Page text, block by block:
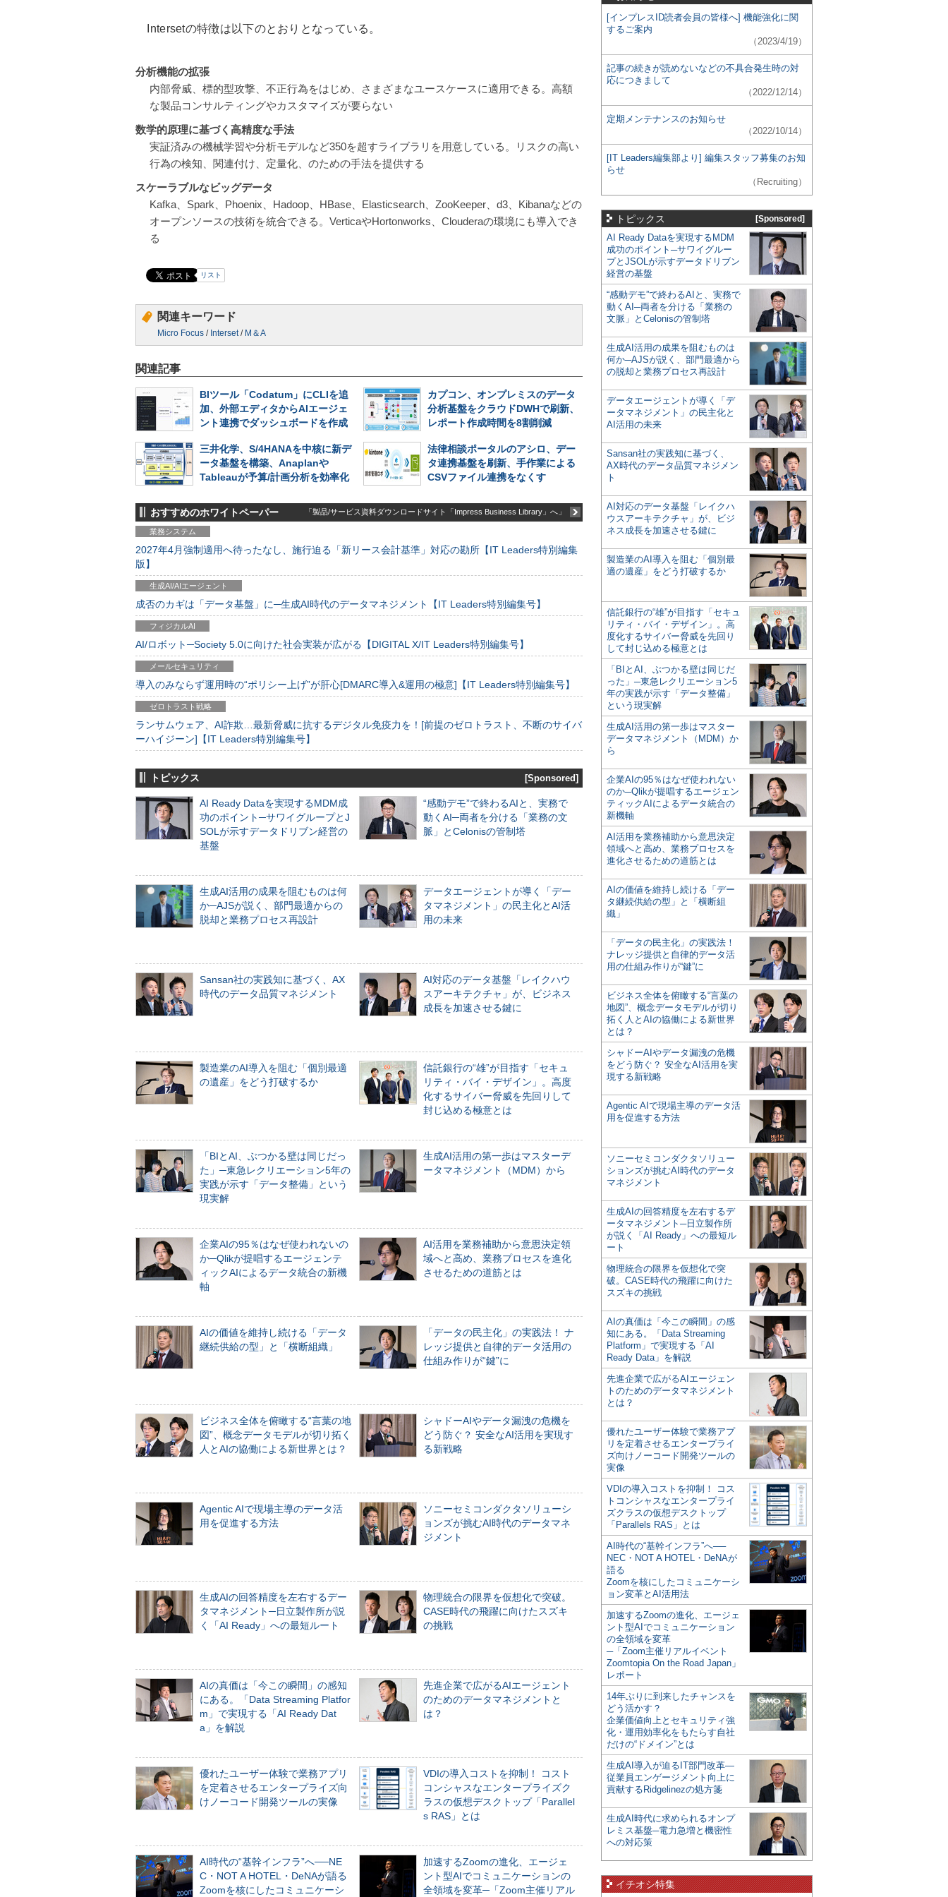
Intersetの特徴は以下のとおりとなっている。
分析機能の拡張
内部脅威、標的型攻撃、不正行為をはじめ、さまざまなユースケースに適用できる。高額
な製品コンサルティングやカスタマイズが要らない
数学的原理に基づく高精度な手法
実証済みの機械学習や分析モデルなど350を超すライブラリを用意している。リスクの高い
行為の検知、関連付け、定量化、のための手法を提供する
スケーラブルなビッグデータ
Kafka、Spark、Phoenix、Hadoop、HBase、Elasticsearch、ZooKeeper、d3、Kibanaなどの
オープンソースの技術を統合できる。VerticaやHortonworks、Clouderaの環境にも導入でき
る
リスト
関連キーワード
Micro Focus / Interset/ M＆A
関連記事
BIツール「Codatum」にCLIを追
加、外部エディタからAIエージェ
ント連携でダッシュボードを作成
カプコン、オンプレミスのデータ
分析基盤をクラウドDWHで刷新、
レポート作成時間を8割削減
三井化学、S/4HANAを中核に新デ
ータ基盤を構築、Anaplanや
Tableauが予算/計画分析を効率化
法律相談ポータルのアシロ、デー
タ連携基盤を刷新、手作業による
CSVファイル連携をなくす
おすすめのホワイトペーパー 「製品/サービス資料ダウンロードサイト「Impress Business Library」へ」
業務システム
2027年4月強制適用へ待ったなし、施行迫る「新リース会計基準」対応の勘所【IT Leaders特別編集
版】
生成AI/AIエージェント
成否のカギは「データ基盤」に─生成AI時代のデータマネジメント【IT Leaders特別編集号】
フィジカルAI
AI/ロボット─Society 5.0に向けた社会実装が広がる【DIGITAL X/IT Leaders特別編集号】
メールセキュリティ
導入のみならず運用時の“ポリシー上げ”が肝心[DMARC導入&運用の極意]【IT Leaders特別編集号】
ゼロトラスト戦略
ランサムウェア、AI詐欺…最新脅威に抗するデジタル免疫力を！[前提のゼロトラスト、不断のサイバ
ーハイジーン]【IT Leaders特別編集号】
トピックス [Sponsored]
AI Ready Dataを実現するMDM成
功のポイント─サワイグループとJ
SOLが示すデータドリブン経営の
基盤
“感動デモ”で終わるAIと、実務で
動くAI─両者を分ける「業務の文
脈」とCelonisの管制塔
生成AI活用の成果を阻むものは何
か─AJSが説く、部門最適からの
脱却と業務プロセス再設計
データエージェントが導く「デー
タマネジメント」の民主化とAI活
用の未来
Sansan社の実践知に基づく、AX
時代のデータ品質マネジメント
AI対応のデータ基盤「レイクハウ
スアーキテクチャ」が、ビジネス
成長を加速させる鍵に
製造業のAI導入を阻む「個別最適
の遺産」をどう打破するか
信託銀行の“雄”が目指す「セキュ
リティ・バイ・デザイン」。高度
化するサイバー脅威を先回りして
封じ込める極意とは
「BIとAI、ぶつかる壁は同じだっ
た」─東急レクリエーション5年の
実践が示す「データ整備」という
現実解
生成AI活用の第一歩はマスターデ
ータマネジメント（MDM）から
企業AIの95％はなぜ使われないの
か─Qlikが提唱するエージェンテ
ィックAIによるデータ統合の新機
軸
AI活用を業務補助から意思決定領
域へと高め、業務プロセスを進化
させるための道筋とは
AIの価値を維持し続ける「データ
継続供給の型」と「横断組織」
「データの民主化」の実践法！ ナ
レッジ提供と自律的データ活用の
仕組み作りが“鍵”に
ビジネス全体を俯瞰する“言葉の地
図”、概念データモデルが切り拓く
人とAIの協働による新世界とは？
シャドーAIやデータ漏洩の危機を
どう防ぐ？ 安全なAI活用を実現す
る新戦略
Agentic AIで現場主導のデータ活
用を促進する方法
ソニーセミコンダクタソリューシ
ョンズが挑むAI時代のデータマネ
ジメント
生成AIの回答精度を左右するデー
タマネジメント─日立製作所が説
く「AI Ready」への最短ルート
物理統合の限界を仮想化で突破。
CASE時代の飛躍に向けたスズキ
の挑戦
AIの真価は「今この瞬間」の感知
にある。「Data Streaming Platfor
m」で実現する「AI Ready Dat
a」を解説
先進企業で広がるAIエージェント
のためのデータマネジメントと
は？
優れたユーザー体験で業務アプリ
を定着させるエンタープライズ向
けノーコード開発ツールの実像
VDIの導入コストを抑制！ コスト
コンシャスなエンタープライズク
ラスの仮想デスクトップ「Parallel
s RAS」とは
AI時代の“基幹インフラ”へ──NE
C・NOT A HOTEL・DeNAが語る
Zoomを核にしたコミュニケーシ
加速するZoomの進化、エージェ
ント型AIでコミュニケーションの
全領域を変革─「Zoom主催リアル
[インプレスID読者会員の皆様へ] 機能強化に関
するご案内
（2023/4/19）
記事の続きが読めないなどの不具合発生時の対
応につきまして
（2022/12/14）
定期メンテナンスのお知らせ
（2022/10/14）
[IT Leaders編集部より] 編集スタッフ募集のお知
らせ
（Recruiting）
トピックス [Sponsored]
AI Ready Dataを実現するMDM
成功のポイント─サワイグルー
プとJSOLが示すデータドリブン
経営の基盤
“感動デモ”で終わるAIと、実務で
動くAI─両者を分ける「業務の
文脈」とCelonisの管制塔
生成AI活用の成果を阻むものは
何か─AJSが説く、部門最適から
の脱却と業務プロセス再設計
データエージェントが導く「デ
ータマネジメント」の民主化と
AI活用の未来
Sansan社の実践知に基づく、
AX時代のデータ品質マネジメン
ト
AI対応のデータ基盤「レイクハ
ウスアーキテクチャ」が、ビジ
ネス成長を加速させる鍵に
製造業のAI導入を阻む「個別最
適の遺産」をどう打破するか
信託銀行の“雄”が目指す「セキュ
リティ・バイ・デザイン」。高
度化するサイバー脅威を先回り
して封じ込める極意とは
「BIとAI、ぶつかる壁は同じだ
った」─東急レクリエーション5
年の実践が示す「データ整備」
という現実解
生成AI活用の第一歩はマスター
データマネジメント（MDM）か
ら
企業AIの95％はなぜ使われない
のか─Qlikが提唱するエージェン
ティックAIによるデータ統合の
新機軸
AI活用を業務補助から意思決定
領域へと高め、業務プロセスを
進化させるための道筋とは
AIの価値を維持し続ける「デー
タ継続供給の型」と「横断組
織」
「データの民主化」の実践法！
ナレッジ提供と自律的データ活
用の仕組み作りが“鍵”に
ビジネス全体を俯瞰する“言葉の
地図”、概念データモデルが切り
拓く人とAIの協働による新世界
とは？
シャドーAIやデータ漏洩の危機
をどう防ぐ？ 安全なAI活用を実
現する新戦略
Agentic AIで現場主導のデータ活
用を促進する方法
ソニーセミコンダクタソリュー
ションズが挑むAI時代のデータ
マネジメント
生成AIの回答精度を左右するデ
ータマネジメント─日立製作所
が説く「AI Ready」への最短ル
ート
物理統合の限界を仮想化で突
破。CASE時代の飛躍に向けた
スズキの挑戦
AIの真価は「今この瞬間」の感
知にある。「Data Streaming
Platform」で実現する「AI
Ready Data」を解説
先進企業で広がるAIエージェン
トのためのデータマネジメント
とは？
優れたユーザー体験で業務アプ
リを定着させるエンタープライ
ズ向けノーコード開発ツールの
実像
VDIの導入コストを抑制！ コス
トコンシャスなエンタープライ
ズクラスの仮想デスクトップ
「Parallels RAS」とは
AI時代の“基幹インフラ”へ──
NEC・NOT A HOTEL・DeNAが
語る
Zoomを核にしたコミュニケーシ
ョン変革とAI活用法
加速するZoomの進化、エージェ
ント型AIでコミュニケーション
の全領域を変革
─「Zoom主催リアルイベント
Zoomtopia On the Road Japan」
レポート
14年ぶりに到来したチャンスを
どう活かす？
企業価値向上とセキュリティ強
化・運用効率化をもたらす自社
だけの“ドメイン”とは
生成AI導入が迫るIT部門改革―
従業員エンゲージメント向上に
貢献するRidgelinezの処方箋
生成AI時代に求められるオンプ
レミス基盤─電力急増と機密性
への対応策
イチオシ特集